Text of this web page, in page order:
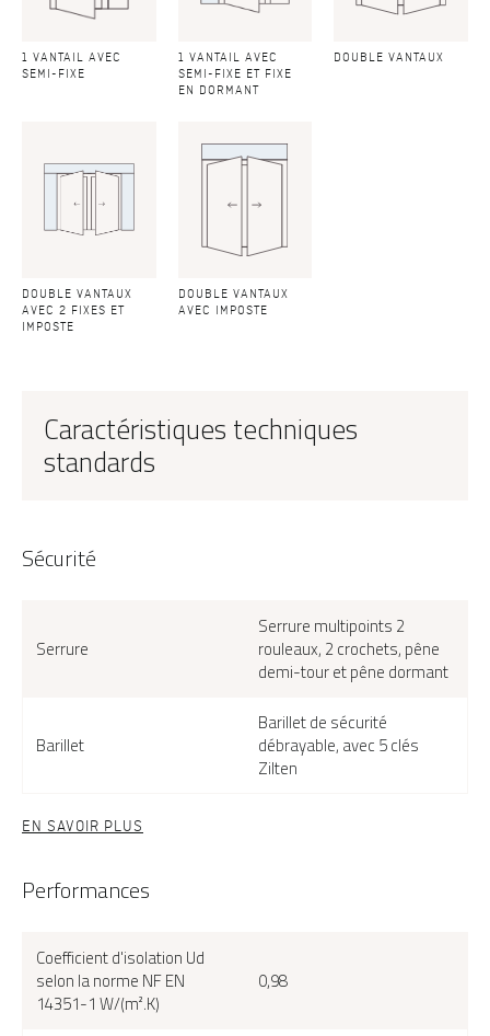
Cosco Duo, face extérieure, couleur gris 7004 satiné
1 VANTAIL AVEC
SEMI-FIXE
1 VANTAIL AVEC
SEMI-FIXE ET FIXE
EN DORMANT
DOUBLE VANTAUX
DOUBLE VANTAUX
AVEC 2 FIXES ET
IMPOSTE
DOUBLE VANTAUX
AVEC IMPOSTE
Caractéristiques techniques
standards
Sécurité
Serrure
Serrure multipoints 2
rouleaux, 2 crochets, pêne
demi-tour et pêne dormant
Barillet
Barillet de sécurité
débrayable, avec 5 clés
Zilten
EN SAVOIR PLUS
Performances
Coefficient d'isolation Ud
selon la norme NF EN
14351-1 W/(m².K)
0,98